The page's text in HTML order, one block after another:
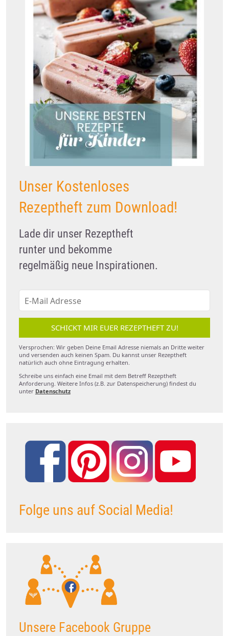
Unser Kostenloses
Rezeptheft zum Download!
Lade dir unser Rezeptheft
runter und bekomme
regelmäßig neue Inspirationen.
SCHICKT MIR EUER REZEPTHEFT ZU!
Versprochen: Wir geben Deine Email Adresse niemals an Dritte weiter
und versenden auch keinen Spam. Du kannst unser Rezeptheft
natürlich auch ohne Eintragung erhalten.
Schreibe uns einfach eine Email mit dem Betreff Rezeptheft
Anforderung. Weitere Infos (z.B. zur Datenspeicherung) findest du
unter Datenschutz
Folge uns auf Social Media!
Unsere Facebook Gruppe